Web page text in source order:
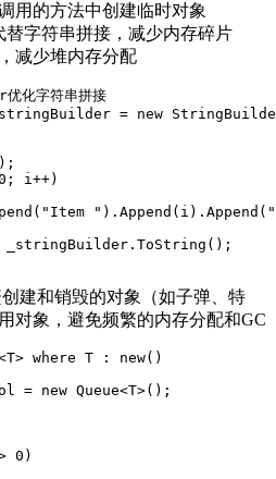
用的方法中创建临时对象
替字符串拼接，减少内存碎片
减少堆内存分配
化字符串拼接
= new
) ;
; i++)
( "Item " ) . Append ( i ) . Append (
_stringBuilder . ToString ( ) ;
建和销毁的对象（如子弹、特
对象，避免频繁的内存分配和GC
T> where T : new( )
= new Queue<T>( ) ;
0 )